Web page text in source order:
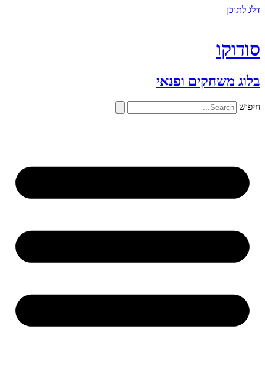
דלג לתוכן
סודוקו
בלוג משחקים ופנאי
חיפוש